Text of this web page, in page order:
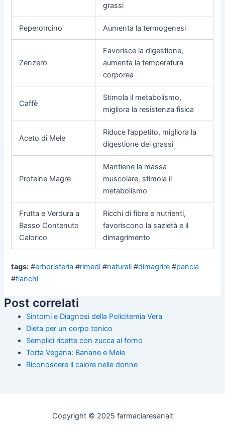
grassi
Peperoncino Aumenta la termogenesi
Zenzero
Favorisce la digestione,
aumenta la temperatura
corporea
Caffè
Stimola il metabolismo,
migliora la resistenza fisica
Aceto di Mele
Riduce l’appetito, migliora la
digestione dei grassi
Proteine Magre
Mantiene la massa
muscolare, stimola il
metabolismo
Frutta e Verdura a
Basso Contenuto
Calorico
Ricchi di fibre e nutrienti,
favoriscono la sazietà e il
dimagrimento
tags: #erboristeria #rimedi #naturali #dimagrire #pancia
#fianchi
Post correlati
Sintomi e Diagnosi della Policitemia Vera
Dieta per un corpo tonico
Semplici ricette con zucca al forno
Torta Vegana: Banane e Mele
Riconoscere il calore nelle donne
Copyright © 2025 farmaciaresanait